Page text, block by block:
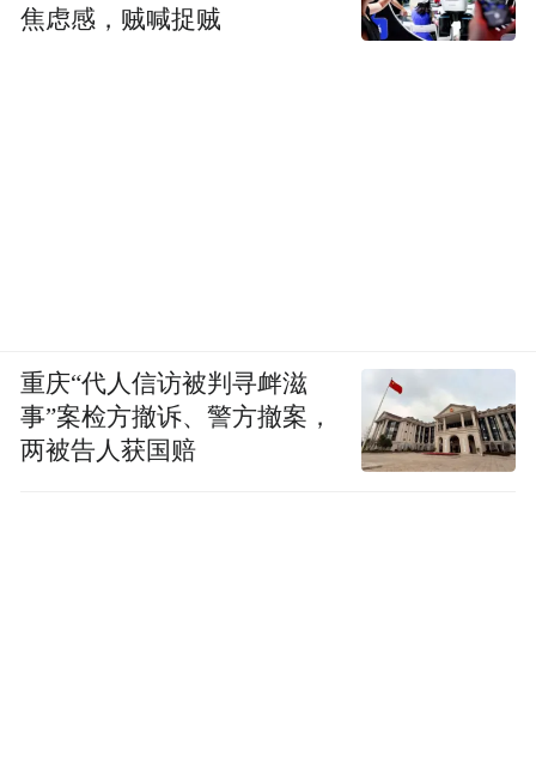
焦虑感，贼喊捉贼
重庆“代人信访被判寻衅滋
事”案检方撤诉、警方撤案，
两被告人获国赔